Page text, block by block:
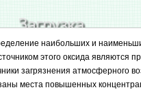
наибольших и
этого оксида являются
загрязнения атмосферного
места повышенных